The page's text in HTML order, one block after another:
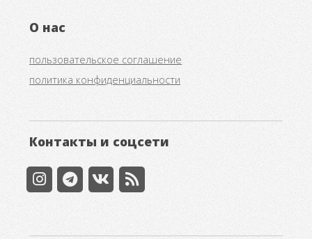
О нас
пользовательское соглашение
политика конфиденциальности
Контакты и соцсети